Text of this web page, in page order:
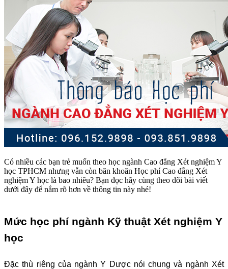
Có nhiều các bạn trẻ muốn theo học ngành Cao đẳng Xét nghiệm Y
học TPHCM nhưng vẫn còn băn khoăn Học phí Cao đẳng Xét
nghiệm Y học là bao nhiêu? Bạn đọc hãy cùng theo dõi bài viết
dưới đây để nắm rõ hơn về thông tin này nhé!
Mức học phí ngành Kỹ thuật Xét nghiệm Y
học
Đặc thù riêng của ngành Y Dược nói chung và ngành Xét